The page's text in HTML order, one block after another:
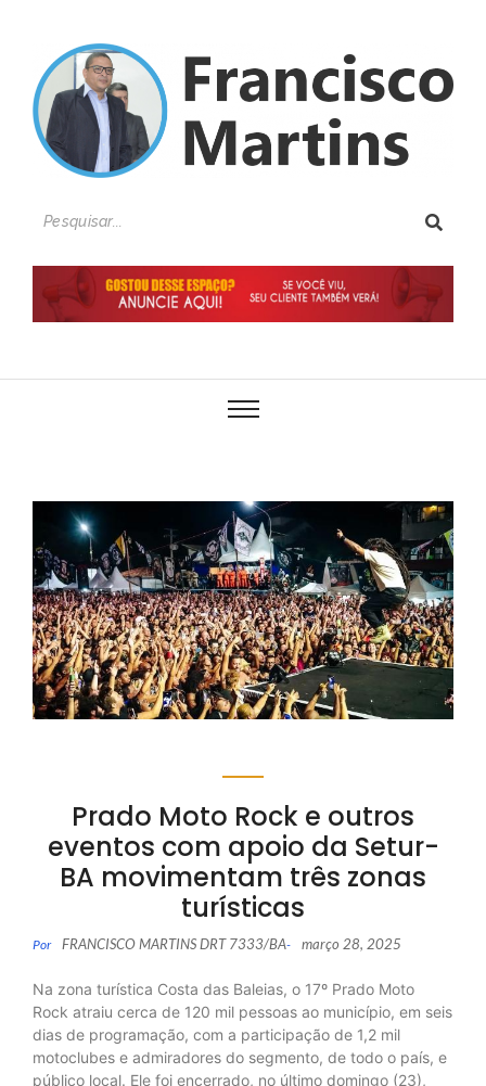
Prado Moto Rock e outros
eventos com apoio da Setur-
BA movimentam três zonas
turísticas
Por FRANCISCO MARTINS DRT 7333/BA- março 28, 2025
Na zona turística Costa das Baleias, o 17º Prado Moto
Rock atraiu cerca de 120 mil pessoas ao município, em seis
dias de programação, com a participação de 1,2 mil
motoclubes e admiradores do segmento, de todo o país, e
público local. Ele foi encerrado, no último domingo (23),